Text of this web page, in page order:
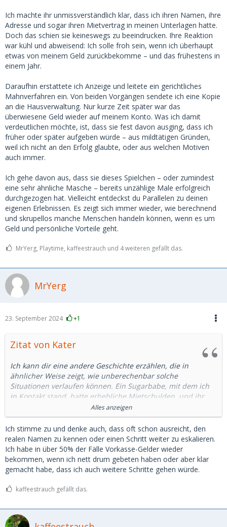
Ich machte ihr unmissverständlich klar, dass ich ihren Namen, ihre
Adresse und sogar ihren Mietvertrag in meinen Unterlagen hatte.
Doch das schien sie keineswegs zu beeindrucken. Ihre Reaktion
war kühl und abweisend: Ich solle froh sein, wenn ich überhaupt
etwas von meinem Geld zurückbekomme – und das frühestens in
einem Jahr.
Daraufhin erstattete ich Anzeige und leitete ein gerichtliches
Mahnverfahren ein. Von beiden Vorgängen sendete ich eine Kopie
an die Hausverwaltung. Nur kurze Zeit später war das
überwiesene Geld wieder auf meinem Konto. Was ich damit
verdeutlichen möchte, ist, dass sie fest davon ausging, dass ich
früher oder später aufgeben würde – aus mildtätigen Gründen,
weil ich nicht an den Erfolg glaubte, oder aus welchen Motiven
auch immer.
Ich gehe davon aus, dass sie dieses Spielchen – oder zumindest
eine sehr ähnliche Masche – bereits unzählige Male erfolgreich
durchgezogen hat. Vielleicht entdeckst du Parallelen zu deinen
eigenen Erlebnissen. Es zeigt sich immer wieder, wie berechnend
und skrupellos manche Menschen handeln können, wenn es um
Geld und persönliche Vorteile geht.
MrYerg, Playtime, kaffeestrauch und 4 weiteren gefällt das.
MrYerg
23. September 2024 +1
Zitat von Kater
Ich kann dir eine andere Geschichte erzählen, die in
ähnlicher Weise zeigt, wie unberechenbar solche
Situationen verlaufen können. Ein Sugarbabe, mit dem ich
in Kontakt stand, hatte erhebliche Mietschulden, und ihr
drohte die Kündigung der Wohnung. Die Angelegenheit war
absolut real; ich hatte selbst Kontakt zur Hausverwaltung
aufgenommen und schließlich die ausstehenden Beträge
direkt auf das Konto der Hausverwaltung überwiesen – nicht
auf ihr persönliches Konto.
Nur kurze Zeit später teilte sie mir mit, dass sie jemand
anderen kennengelernt habe. Sie wolle sich nicht mehr in
der Öffentlichkeit mit mir zeigen, gemeinsame Reisen
sie mir an, das überwiesene Geld bei ihr zu Hause gegen
sexuelle Dienstleistungen einzutauschen. Diese Abmachung
Alles anzeigen
Ich stimme zu und denke auch, dass oft schon ausreicht, den
realen Namen zu kennen oder einen Schritt weiter zu eskalieren.
Ich habe in über 50% der Fälle Vorkasse-Gelder wieder
bekommen, wenn ich nett drum gebeten haben oder aber klar
gemacht habe, dass ich auch weitere Schritte gehen würde.
kaffeestrauch gefällt das.